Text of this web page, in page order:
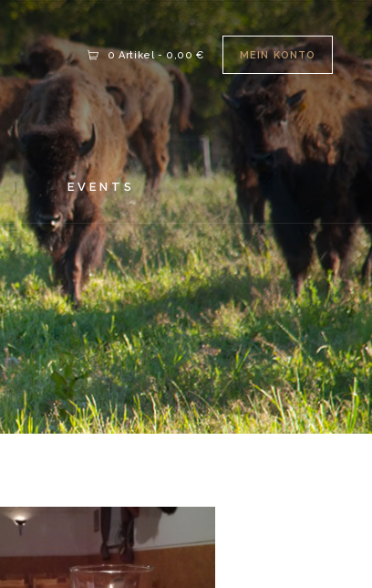
0 Artikel-0,00 € MEIN KONTO
EVENTS